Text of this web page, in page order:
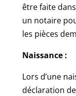
être faite
un notaire
les pièces
Naissance :
Lors d’une
déclaration